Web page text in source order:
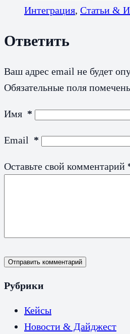
Интеграция, Статьи &
Ответить
Ваш адрес email не будет
Обязательные поля
Имя *
Email *
Оставьте свой комментарий
Отправить комментарий
Рубрики
Кейсы
Новости & Дайджест